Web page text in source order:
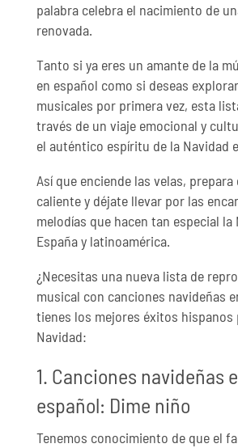
palabra celebra el nacimiento de
renovada.
Tanto si ya eres un amante de la
en español como si deseas
musicales por primera vez, esta
través de un viaje emocional y
el auténtico espíritu de la Navidad
Así que enciende las velas,
caliente y déjate llevar por las
melodías que hacen tan especial la
España y latinoamérica.
¿Necesitas una nueva lista de
musical con canciones navideñas
tienes los mejores éxitos hispanos
Navidad:
1. Canciones navideñas
español: Dime niño
Tenemos conocimiento de que el